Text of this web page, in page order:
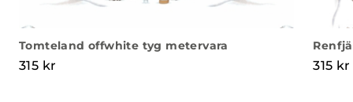
Tomteland offwhite tyg metervara
315 kr 315 kr